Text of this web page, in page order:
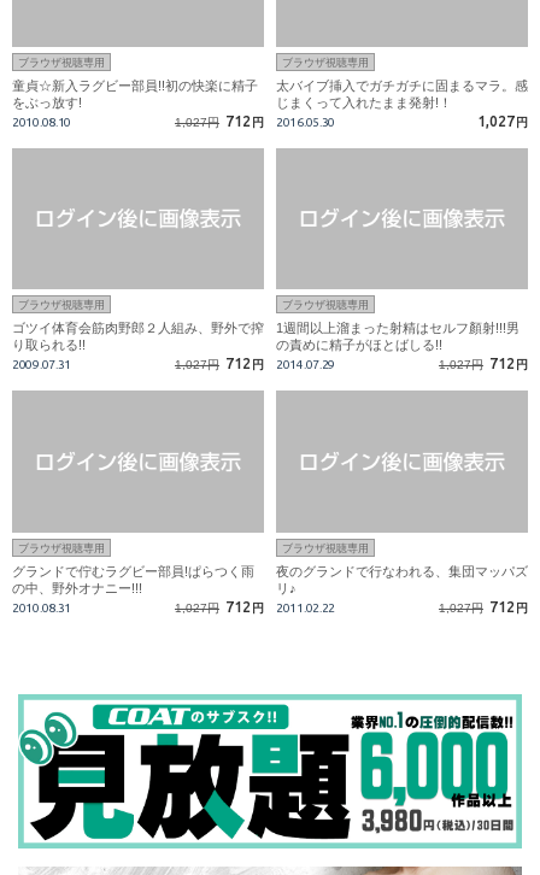
ブラウザ視聴専用
童貞☆新入ラグビー部員!!初の快楽に精子
をぶっ放す!
2010.08.10 1,027円 712 円
ブラウザ視聴専用
太バイブ挿入でガチガチに固まるマラ。感
じまくって入れたまま発射!！
2016.05.30 1,027 円
ブラウザ視聴専用
ゴツイ体育会筋肉野郎２人組み、野外で搾
り取られる!!
2009.07.31 1,027円 712 円
ブラウザ視聴専用
1週間以上溜まった射精はセルフ顏射!!!男
の責めに精子がほとばしる!!
2014.07.29 1,027円 712 円
ブラウザ視聴専用
グランドで佇むラグビー部員!ぱらつく雨
の中、野外オナニー!!!
2010.08.31 1,027円 712 円
ブラウザ視聴専用
夜のグランドで行なわれる、集団マッパズ
リ♪
2011.02.22 1,027円 712 円